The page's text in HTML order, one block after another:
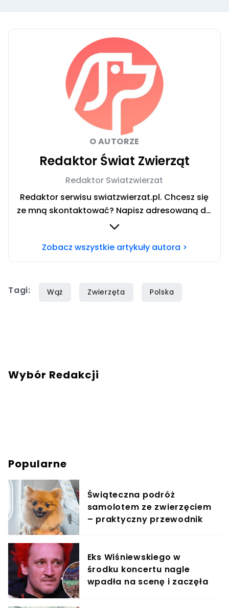
O AUTORZE
Redaktor Świat Zwierząt
Redaktor Swiatzwierzat
Redaktor serwisu swiatzwierzat.pl. Chcesz się
ze mną skontaktować? Napisz adresowaną do
mnie wiadomość na mail:
Zobacz wszystkie artykuły autora >
Tagi: Wąż Zwierzęta Polska
Wybór Redakcji
Popularne
Świąteczna podróż
samolotem ze zwierzęciem
– praktyczny przewodnik
Eks Wiśniewskiego w
środku koncertu nagle
wpadła na scenę i zaczęła